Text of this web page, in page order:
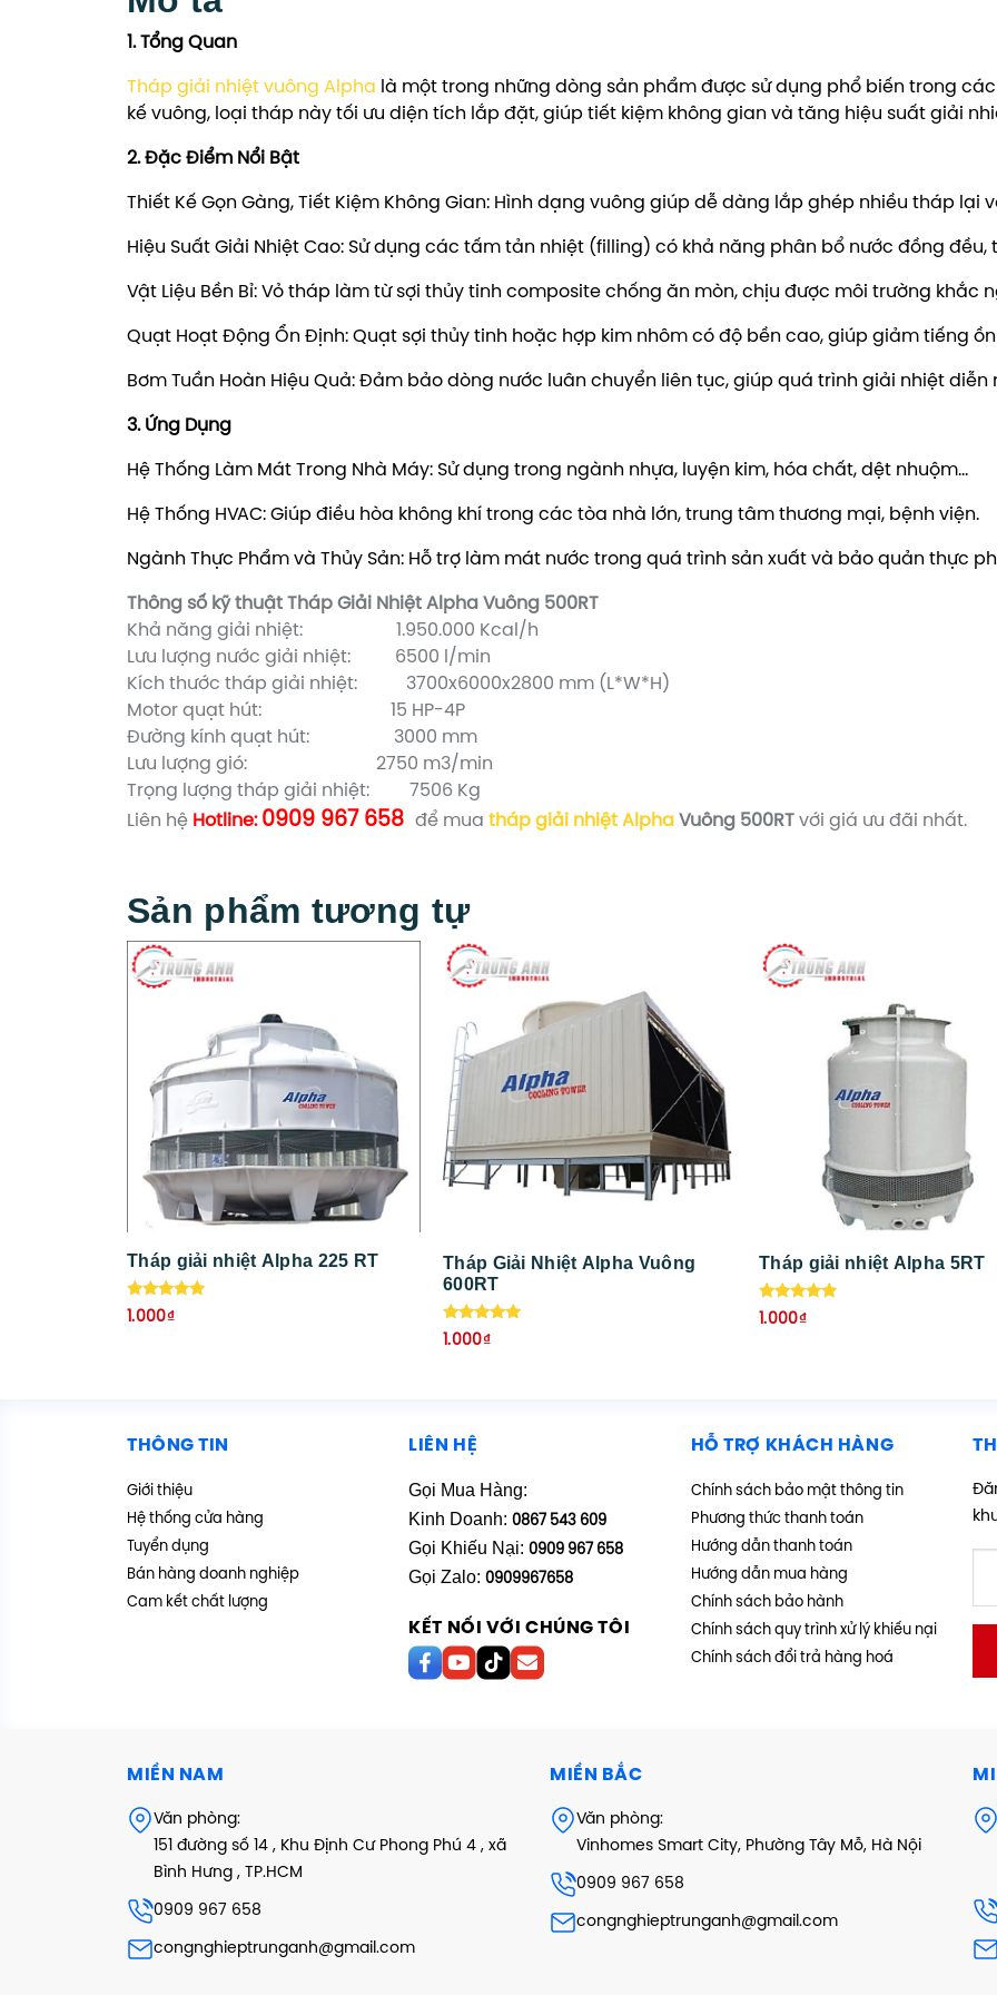
1. Tổng Quan
Tháp giải nhiệt vuông Alpha là một trong những dòng sản phẩm được sử dụng phổ biến trong
kế vuông, loại tháp này tối ưu diện tích lắp đặt, giúp tiết kiệm không gian và tăng hiệu suất giải
2. Đặc Điểm Nổi Bật
Thiết Kế Gọn Gàng, Tiết Kiệm Không Gian: Hình dạng vuông giúp dễ dàng lắp ghép nhiều tháp lại
Hiệu Suất Giải Nhiệt Cao: Sử dụng các tấm tản nhiệt (filling) có khả năng phân bổ nước đồng
Vật Liệu Bền Bỉ: Vỏ tháp làm từ sợi thủy tinh composite chống ăn mòn, chịu được môi trường khắc
Quạt Hoạt Động Ổn Định: Quạt sợi thủy tinh hoặc hợp kim nhôm có độ bền cao, giúp giảm tiếng
Bơm Tuần Hoàn Hiệu Quả: Đảm bảo dòng nước luân chuyển liên tục, giúp quá trình giải nhiệt diễn
3. Ứng Dụng
Hệ Thống Làm Mát Trong Nhà Máy: Sử dụng trong ngành nhựa, luyện kim, hóa chất, dệt nhuộm…
Hệ Thống HVAC: Giúp điều hòa không khí trong các tòa nhà lớn, trung tâm thương mại, bệnh viện.
Ngành Thực Phẩm và Thủy Sản: Hỗ trợ làm mát nước trong quá trình sản xuất và bảo quản thực
Thông số kỹ thuật Tháp Giải Nhiệt Alpha Vuông 500RT
Khả năng giải nhiệt: 1.950.000 Kcal/h
Lưu lượng nước giải nhiệt: 6500 l/min
Kích thước tháp giải nhiệt: 3700x6000x2800 mm (L*W*H)
Motor quạt hút: 15 HP-4P
Đường kính quạt hút: 3000 mm
Lưu lượng gió: 2750 m3/min
Trọng lượng tháp giải nhiệt: 7506 Kg
Liên hệ Hotline: 0909 967 658 để mua tháp giải nhiệt Alpha Vuông 500RT với giá ưu đãi nhất.
Sản phẩm tương tự
Tháp giải nhiệt Alpha 225 RT
Được xếp
hạng
1.000₫
Tháp Giải Nhiệt Alpha Vuông
600RT
Được xếp
hạng
1.000₫
Tháp giải nhiệt Alpha 5RT
Được xếp
hạng
1.000₫
THÔNG TIN
Giới thiệu
Hệ thống cửa hàng
Tuyển dụng
Bán hàng doanh nghiệp
Cam kết chất lượng
LIÊN HỆ
Gọi Mua Hàng:
Kinh Doanh: 0867 543 609
Gọi Khiếu Nại:0909 967 658
Gọi Zalo:0909967658
KẾT NỐI VỚI CHÚNG TÔI
HỖ TRỢ KHÁCH HÀNG
Chính sách bảo mật thông tin
Phương thức thanh toán
Hướng dẫn thanh toán
Hướng dẫn mua hàng
Chính sách bảo hành
Chính sách quy trình xử lý khiếu nại
Chính sách đổi trả hàng hoá
MIỀN NAM
Văn phòng:
151 đường số 14 , Khu Định Cư Phong Phú 4 , xã
Bình Hưng , TP.HCM
0909 967 658
congnghieptrunganh@gmail.com
MIỀN BẮC
Văn phòng:
Vinhomes Smart City, Phường Tây Mỗ, Hà Nội
0909 967 658
congnghieptrunganh@gmail.com